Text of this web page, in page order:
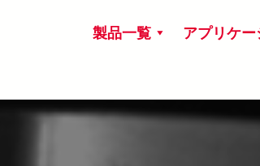
製品一覧 アプリケー